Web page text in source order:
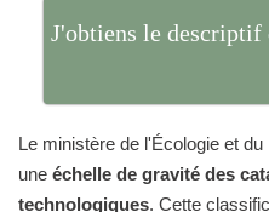
J'obtiens le descriptif
Le ministère de l'Écologie et
une échelle de gravité des
technologiques. Cette